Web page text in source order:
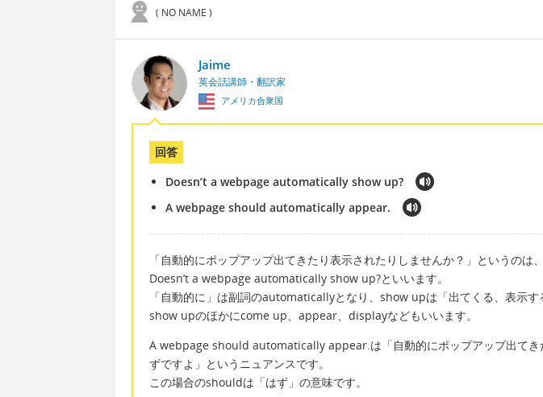
( NO NAME )
Jaime
英会話講師・翻訳家
アメリカ合衆国
回答
Doesn’t a webpage automatically show up?
A webpage should automatically appear.
「自動的にポップアップ出てきたり表示されたりしませんか？」というのは、
Doesn’t a webpage automatically show up?といいます。
「自動的に」は副詞のautomaticallyとなり、show upは「出てくる、表示す
show upのほかにcome up、appear、displayなどもいいます。
A webpage should automatically appear.は「自動的にポップアップ出てき
ずですよ」というニュアンスです。
この場合のshouldは「はず」の意味です。